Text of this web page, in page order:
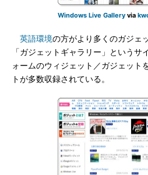
Windows Live Gallery via
英語環境の方がより多くのガジェ
「ガジェットギャラリー」というサ
ォームのウィジェット／ガジェット
トが多数収録されている。